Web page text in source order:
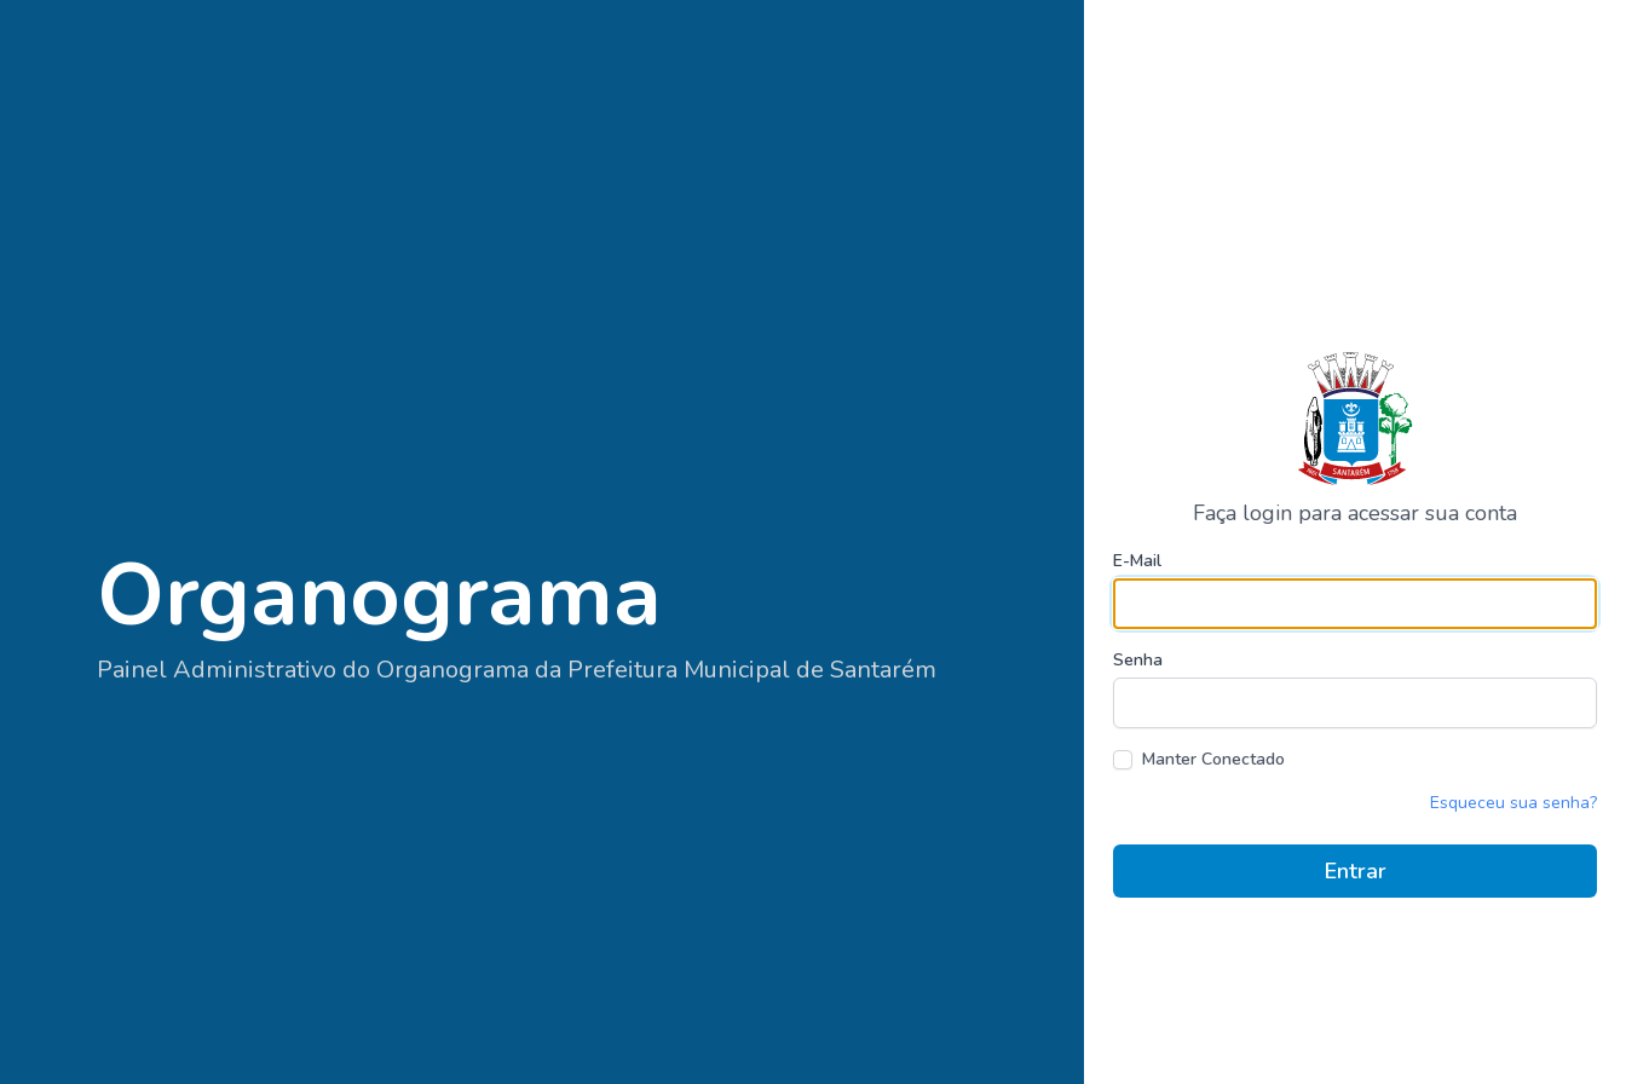
Organograma
Painel Administrativo do Organograma da Prefeitura Municipal de Santarém
Faça login para acessar sua conta
E-Mail
Senha
Manter Conectado
Esqueceu sua senha?
Entrar